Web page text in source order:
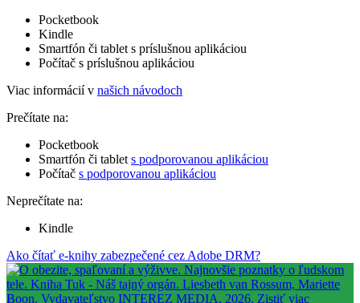
Pocketbook
Kindle
Smartfón či tablet s príslušnou aplikáciou
Počítač s príslušnou aplikáciou
Viac informácií v našich návodoch
Prečítate na:
Pocketbook
Smartfón či tablet s podporovanou aplikáciou
Počítač s podporovanou aplikáciou
Neprečítate na:
Kindle
Ako čítať e-knihy zabezpečené cez Adobe DRM?